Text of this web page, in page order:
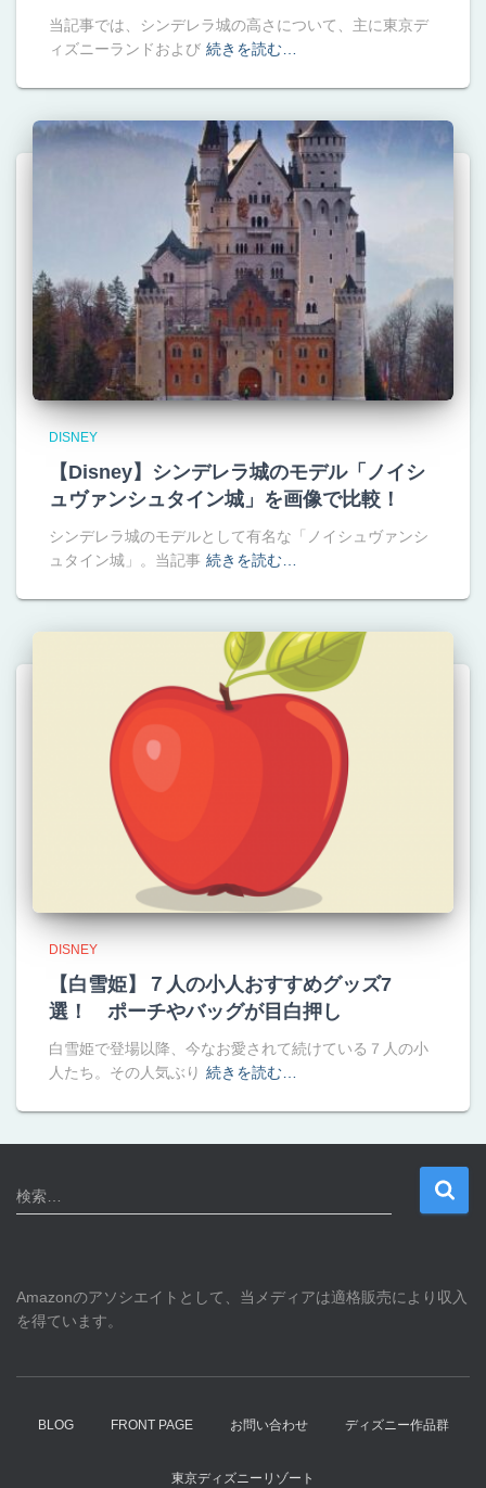
当記事では、シンデレラ城の高さについて、主に東京デ
ィズニーランドおよび 続きを読む…
DISNEY
【Disney】シンデレラ城のモデル「ノイシ
ュヴァンシュタイン城」を画像で比較！
シンデレラ城のモデルとして有名な「ノイシュヴァンシ
ュタイン城」。当記事 続きを読む…
DISNEY
【白雪姫】７人の小人おすすめグッズ7
選！ ポーチやバッグが目白押し
白雪姫で登場以降、今なお愛されて続けている７人の小
人たち。その人気ぶり 続きを読む…
検
索
検索…
Amazonのアソシエイトとして、当メディアは適格販売により収入
を得ています。
BLOG FRONT PAGE お問い合わせ ディズニー作品群
東京ディズニーリゾート